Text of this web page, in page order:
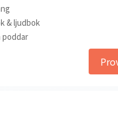
& ljudbok
poddar